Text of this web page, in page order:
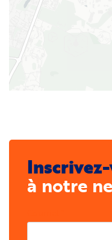
à notre